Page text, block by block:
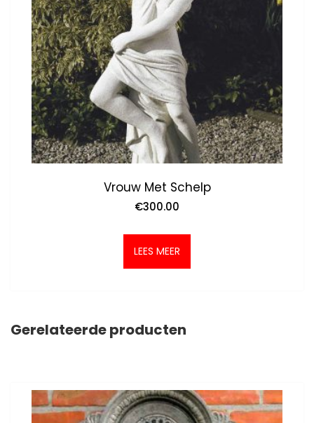
Vrouw Met Schelp
€300.00
LEES MEER
Gerelateerde producten